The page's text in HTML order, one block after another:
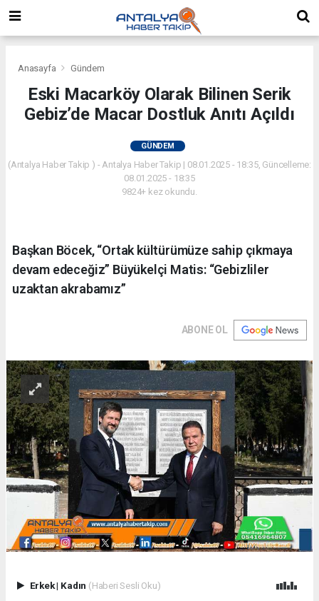
Anasayfa Gündem
Eski Macarköy Olarak Bilinen Serik
Gebiz’de Macar Dostluk Anıtı Açıldı
GÜNDEM
(Antalya Haber Takip ) - Antalya Haber Takip | 08.01.2025 - 18:35, Güncelleme:
08.01.2025 - 18:35
9824+ kez okundu.
Başkan Böcek, “Ortak kültürümüze sahip çıkmaya
devam edeceğiz” Büyükelçi Matis: “Gebizliler
uzaktan akrabamız”
ABONE OL
Erkek| Kadın (Haberi Sesli Oku)